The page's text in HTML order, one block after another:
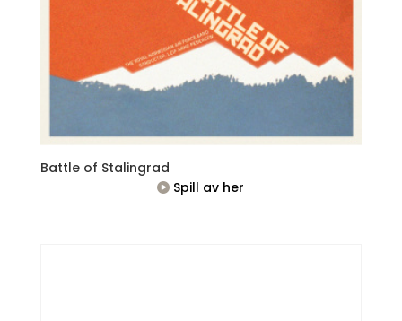
Battle of Stalingrad
Spill av her